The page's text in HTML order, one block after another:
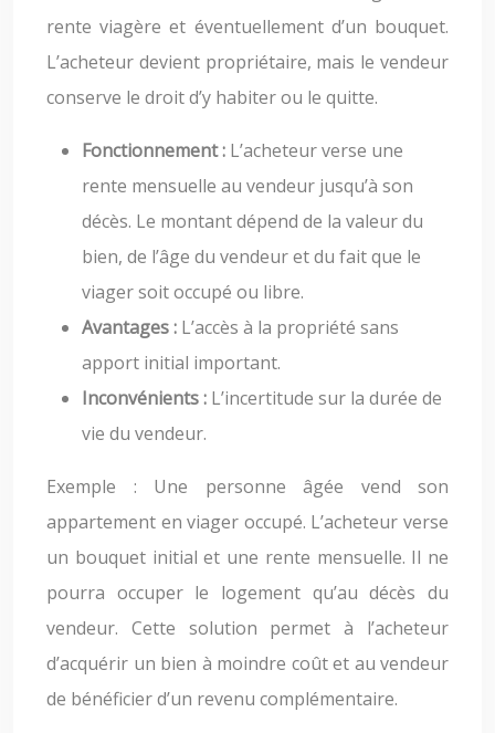
rente viagère et éventuellement d’un bouquet.
L’acheteur devient propriétaire, mais le vendeur
conserve le droit d’y habiter ou le quitte.
Fonctionnement : L’acheteur verse une
rente mensuelle au vendeur jusqu’à son
décès. Le montant dépend de la valeur du
bien, de l’âge du vendeur et du fait que le
viager soit occupé ou libre.
Avantages : L’accès à la propriété sans
apport initial important.
Inconvénients : L’incertitude sur la durée de
vie du vendeur.
Exemple : Une personne âgée vend son
appartement en viager occupé. L’acheteur verse
un bouquet initial et une rente mensuelle. Il ne
pourra occuper le logement qu’au décès du
vendeur. Cette solution permet à l’acheteur
d’acquérir un bien à moindre coût et au vendeur
de bénéficier d’un revenu complémentaire.